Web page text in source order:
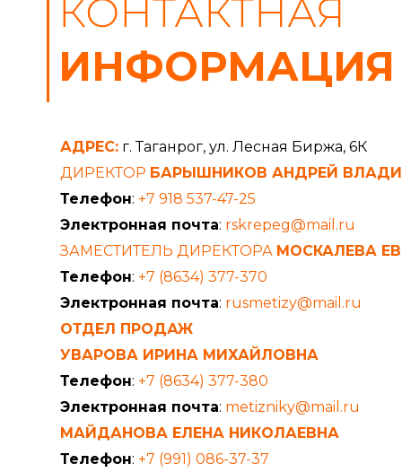
КОНТАКТНАЯ
ИНФОРМАЦИЯ
АДРЕС: г. Таганрог, ул. Лесная Биржа, 6К
ДИРЕКТОР БАРЫШНИКОВ АНДРЕЙ
Телефон: +7 918 537-47-25
Электронная почта: rskrepeg@mail.ru
ЗАМЕСТИТЕЛЬ ДИРЕКТОРА МОСКАЛЕВА
Телефон: +7 (8634) 377-370
Электронная почта: rusmetizy@mail.ru
ОТДЕЛ ПРОДАЖ
УВАРОВА ИРИНА МИХАЙЛОВНА
Телефон: +7 (8634) 377-380
Электронная почта: metizniky@mail.ru
МАЙДАНОВА ЕЛЕНА НИКОЛАЕВНА
Телефон: +7 (991) 086-37-37